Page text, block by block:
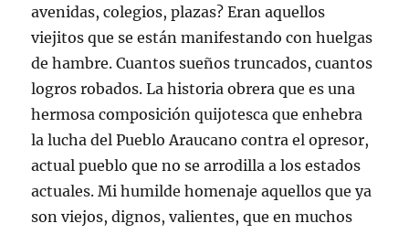
avenidas, colegios, plazas? Eran aquellos
viejitos que se están manifestando con huelgas
de hambre. Cuantos sueños truncados, cuantos
logros robados. La historia obrera que es una
hermosa composición quijotesca que enhebra
la lucha del Pueblo Araucano contra el opresor,
actual pueblo que no se arrodilla a los estados
actuales. Mi humilde homenaje aquellos que ya
son viejos, dignos, valientes, que en muchos